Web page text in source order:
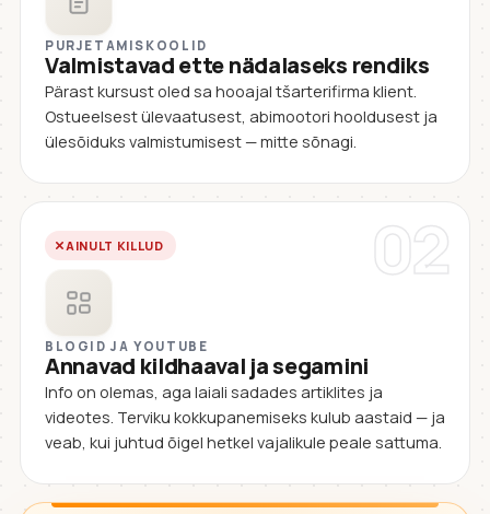
PURJETAMISKOOLID
Valmistavad ette nädalaseks rendiks
Pärast kursust oled sa hooajal tšarterifirma klient.
Ostueelsest ülevaatusest, abimootori hooldusest ja
ülesõiduks valmistumisest — mitte sõnagi.
02
AINULT KILLUD
BLOGID JA YOUTUBE
Annavad kildhaaval ja segamini
Info on olemas, aga laiali sadades artiklites ja
videotes. Terviku kokkupanemiseks kulub aastaid — ja
veab, kui juhtud õigel hetkel vajalikule peale sattuma.